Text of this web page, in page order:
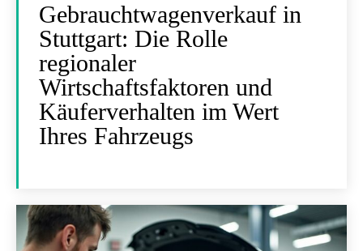
Gebrauchtwagenverkauf in
Stuttgart: Die Rolle
regionaler
Wirtschaftsfaktoren und
Käuferverhalten im Wert
Ihres Fahrzeugs